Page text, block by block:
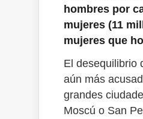
hombres por
mujeres (11
mujeres que
El desequilibrio
aún más
grandes
Moscú o San